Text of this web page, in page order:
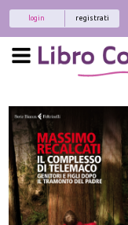
registrati
login